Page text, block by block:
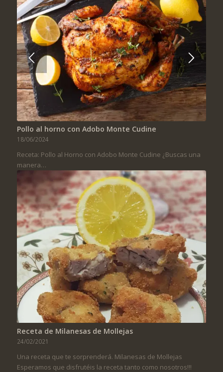
Pollo al horno con Adobo Monte Cudine
18/06/2024
Receta: Pollo al Horno con Adobo Monte Cudine ¿Buscas una
manera…
Receta de Milanesas de Mollejas
24/02/2021
Una receta que te sorprenderá. Milanesas de Mollejas
Esperamos que disfrutéis la receta tanto como nosotros!!!